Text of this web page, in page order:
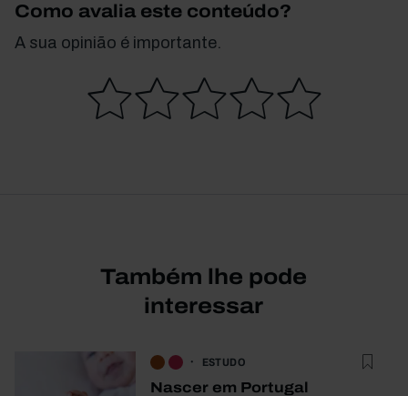
Como avalia este conteúdo?
A sua opinião é importante.
Também lhe pode
interessar
ESTUDO
Nascer em Portugal